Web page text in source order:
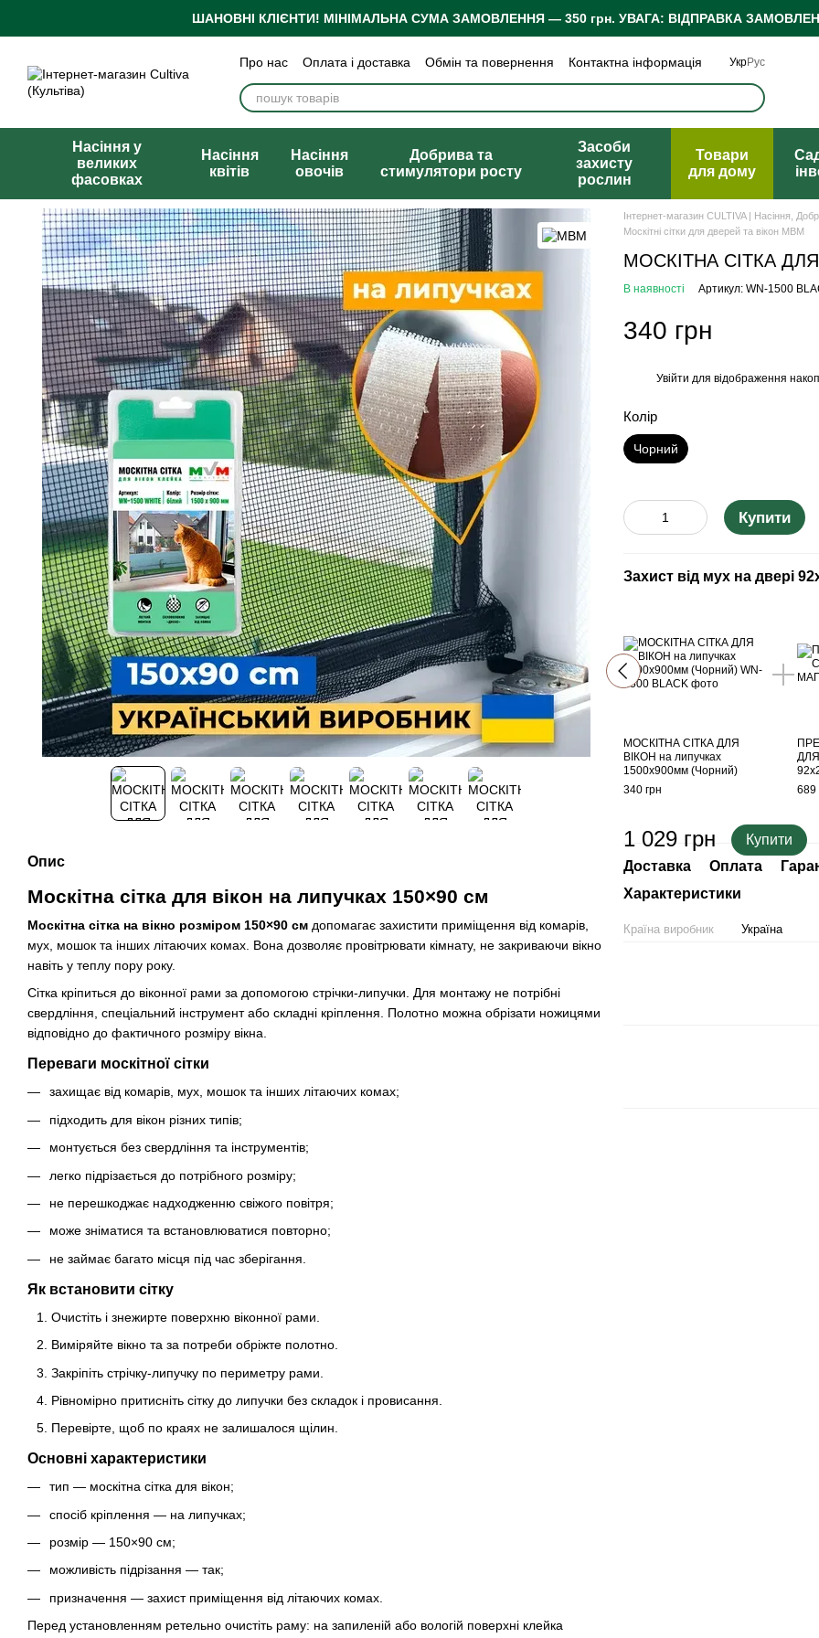
Перейти до основного контентуШАНОВНІ КЛІЄНТИ! МІНІМАЛЬНА СУМА ЗАМОВЛЕННЯ — 350 грн. УВАГА: ВІДПРАВКА
Про нас Оплата і доставка Обмін та повернення
Контактна інформація
Бренди
Блог Політика конфіденційності
Відгуки про магазин
Публічна оферта
УкрРус
Насіння у
великих
фасовках
Насіння
квітів
Насіння
овочів
Добрива та
стимулятори росту
Засоби
захисту
рослин
Товари
для дому
Опис
Москітна сітка для вікон на липучках 150×90 см
Москітна сітка на вікно розміром 150×90 см допомагає захистити приміщення від комарів,
мух, мошок та інших літаючих комах. Вона дозволяє провітрювати кімнату, не закриваючи вікно
навіть у теплу пору року.
Сітка кріпиться до віконної рами за допомогою стрічки-липучки. Для монтажу не потрібні
свердління, спеціальний інструмент або складні кріплення. Полотно можна обрізати ножицями
відповідно до фактичного розміру вікна.
Переваги москітної сітки
захищає від комарів, мух, мошок та інших літаючих комах;
підходить для вікон різних типів;
монтується без свердління та інструментів;
легко підрізається до потрібного розміру;
не перешкоджає надходженню свіжого повітря;
може зніматися та встановлюватися повторно;
не займає багато місця під час зберігання.
Як встановити сітку
Очистіть і знежирте поверхню віконної рами.
Виміряйте вікно та за потреби обріжте полотно.
Закріпіть стрічку-липучку по периметру рами.
Рівномірно притисніть сітку до липучки без складок і провисання.
Перевірте, щоб по краях не залишалося щілин.
Основні характеристики
тип — москітна сітка для вікон;
спосіб кріплення — на липучках;
розмір — 150×90 см;
можливість підрізання — так;
призначення — захист приміщення від літаючих комах.
Перед установленням ретельно очистіть раму: на запиленій або вологій поверхні клейка
Інтернет-магазин CULTIVA | Насіння,
Москітні сітки для дверей та вікон МВМ
МОСКІТНА СІТКА ДЛЯ
В наявності Артикул: WN-1500
340 грн
Увійти для відображення
Колір
Чорний
Купити
Захист від мух на двері
МОСКІТНА СІТКА ДЛЯ
ВІКОН на липучках
1500х900мм (Чорний)
340 грн
689
1 029 грн Купити
Доставка Оплата
Характеристики
Країна виробник Україна